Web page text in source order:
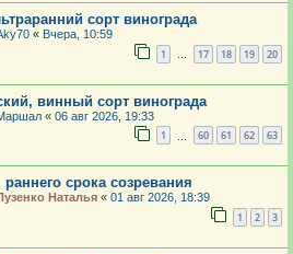
сорт винограда
« Вчера, 10:59
1 … 17 18 19 20
винный сорт винограда
« 06 авг 2026, 19:33
1 60 61 62 63
срока созревания
Наталья « 01 авг 2026, 18:39
1 2 3